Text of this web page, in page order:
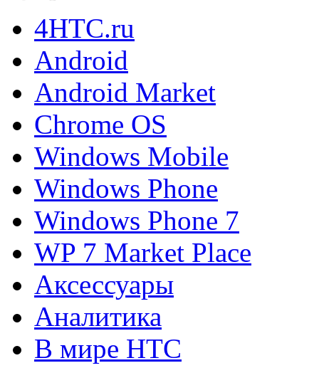
4HTC.ru
Android
Android Market
Chrome OS
Windows Mobile
Windows Phone
Windows Phone 7
WP 7 Market Place
Аксессуары
Аналитика
В мире HTC